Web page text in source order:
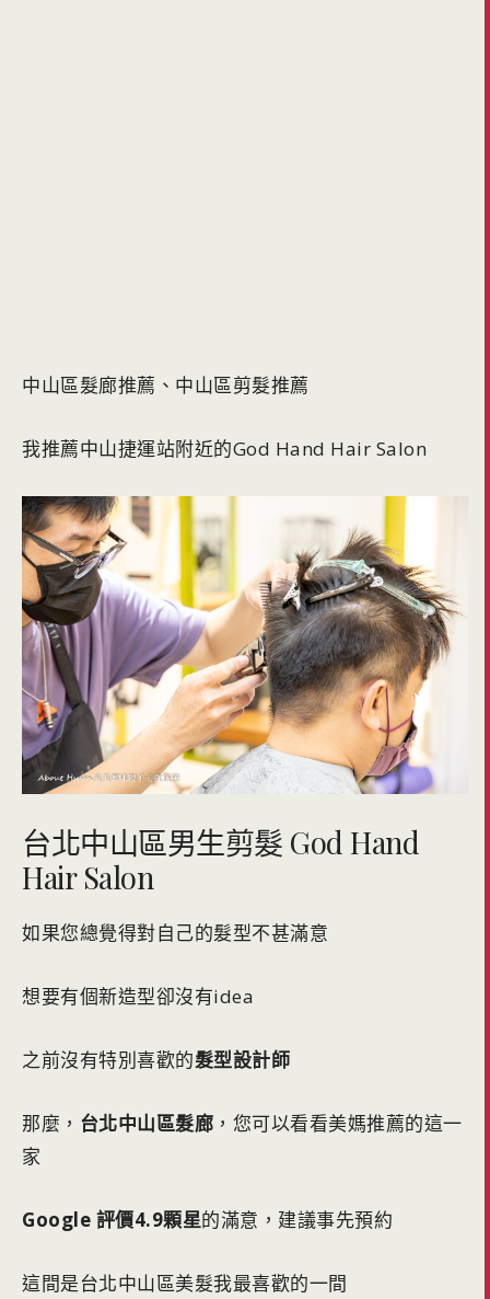
中山區髮廊推薦、中山區剪髮推薦
我推薦中山捷運站附近的God Hand Hair Salon
台北中山區男生剪髮 God Hand
Hair Salon
如果您總覺得對自己的髮型不甚滿意
想要有個新造型卻沒有idea
之前沒有特別喜歡的髮型設計師
那麼， 台北中山區髮廊 ，您可以看看美媽推薦的這一
家
Google 評價4.9顆星的滿意，建議事先預約
這間是台北中山區美髮我最喜歡的一間